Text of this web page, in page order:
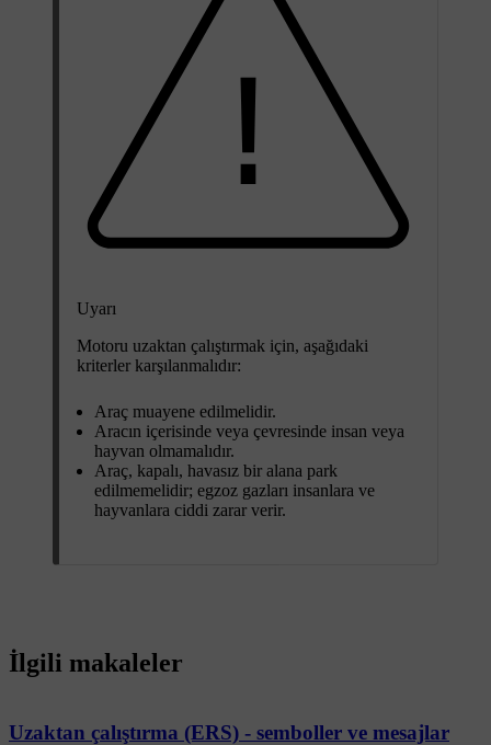
Uyarı
Motoru uzaktan çalıştırmak için, aşağıdaki
kriterler karşılanmalıdır:
Araç muayene edilmelidir.
Aracın içerisinde veya çevresinde insan veya
hayvan olmamalıdır.
Araç, kapalı, havasız bir alana park
edilmemelidir; egzoz gazları insanlara ve
hayvanlara ciddi zarar verir.
İlgili makaleler
Uzaktan çalıştırma (ERS) - semboller ve mesajlar